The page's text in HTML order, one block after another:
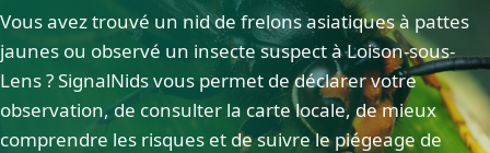
Vous avez trouvé un nid de frelons asiatiques à pattes
jaunes ou observé un insecte suspect à Loison-sous-
Lens ? SignalNids vous permet de déclarer votre
observation, de consulter la carte locale, de mieux
comprendre les risques et de suivre le piégeage de